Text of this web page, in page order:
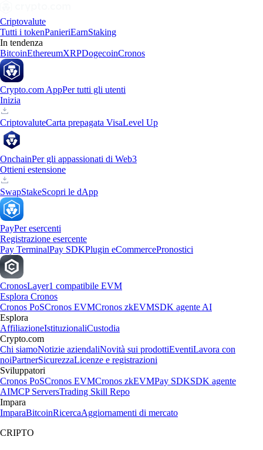
Criptovalute
Tutti i tokenPanieriEarnStaking
In tendenza
BitcoinEthereumXRPDogecoinCronos
Crypto.com AppPer tutti gli utenti
Inizia
CriptovaluteCarta prepagata VisaLevel Up
OnchainPer gli appassionati di Web3
Ottieni estensione
SwapStakeScopri le dApp
PayPer esercenti
Registrazione esercente
Pay TerminalPay SDKPlugin eCommercePronostici
CronosLayer1 compatibile EVM
Esplora Cronos
Cronos PoSCronos EVMCronos zkEVMSDK agente AI
Esplora
AffiliazioneIstituzionaliCustodia
Crypto.com
Chi siamoNotizie aziendaliNovità sui prodottiEventiLavora con
noiPartnerSicurezzaLicenze e registrazioni
Sviluppatori
Cronos PoSCronos EVMCronos zkEVMPay SDKSDK agente
AIMCP ServersTrading Skill Repo
Impara
ImparaBitcoinRicercaAggiornamenti di mercato
CRIPTO